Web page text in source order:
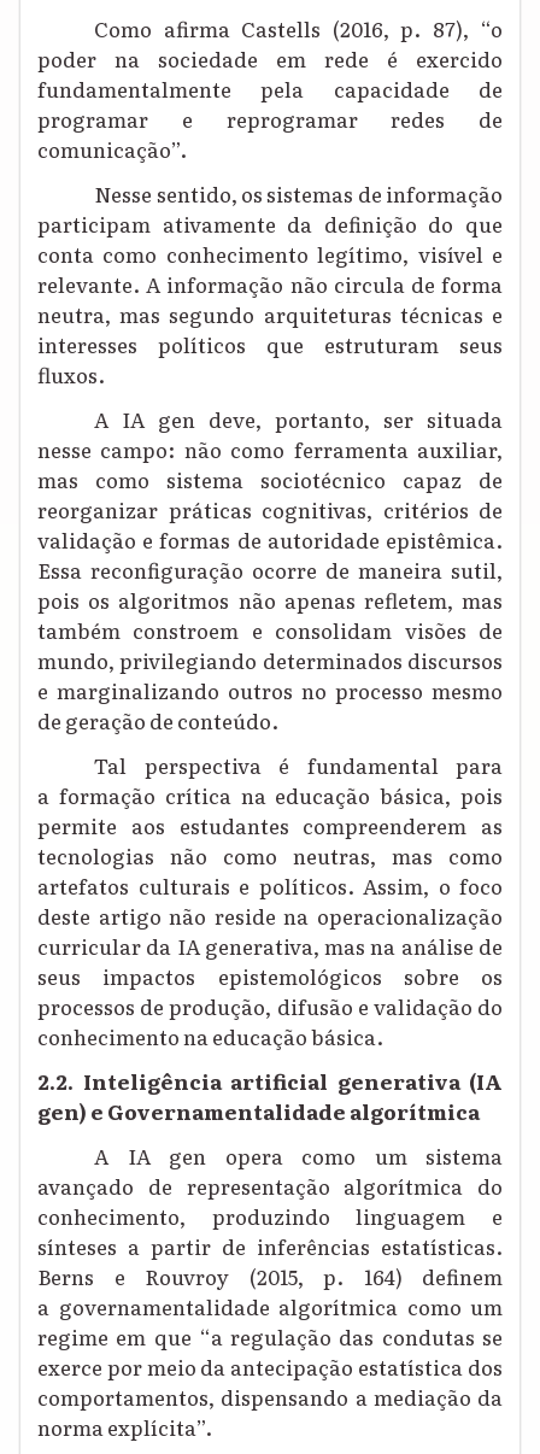
Como afirma Castells (2016, p. 87), “o
poder na sociedade em rede é exercido
fundamentalmente pela capacidade de
programar e reprogramar redes de
comunicação”.
Nesse sentido, os sistemas de informação
participam ativamente da definição do que
conta como conhecimento legítimo, visível e
relevante. A informação não circula de forma
neutra, mas segundo arquiteturas técnicas e
interesses políticos que estruturam seus
fluxos.
A IA gen deve, portanto, ser situada
nesse campo: não como ferramenta auxiliar,
mas como sistema sociotécnico capaz de
reorganizar práticas cognitivas, critérios de
validação e formas de autoridade epistêmica.
Essa reconfiguração ocorre de maneira sutil,
pois os algoritmos não apenas refletem, mas
também constroem e consolidam visões de
mundo, privilegiando determinados discursos
e marginalizando outros no processo mesmo
de geração de conteúdo.
Tal perspectiva é fundamental para
a formação crítica na educação básica, pois
permite aos estudantes compreenderem as
tecnologias não como neutras, mas como
artefatos culturais e políticos. Assim, o foco
deste artigo não reside na operacionalização
curricular da IA generativa, mas na análise de
seus impactos epistemológicos sobre os
processos de produção, difusão e validação do
conhecimento na educação básica.
2.2. Inteligência artificial generativa (IA
gen) e Governamentalidade algorítmica
A IA gen opera como um sistema
avançado de representação algorítmica do
conhecimento, produzindo linguagem e
sínteses a partir de inferências estatísticas.
Berns e Rouvroy (2015, p. 164) definem
a governamentalidade algorítmica como um
regime em que “a regulação das condutas se
exerce por meio da antecipação estatística dos
comportamentos, dispensando a mediação da
norma explícita”.